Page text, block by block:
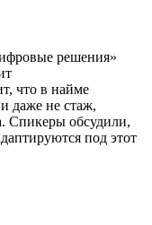
решения»
что в найме
даже не стаж,
Спикеры обсудили,
под этот